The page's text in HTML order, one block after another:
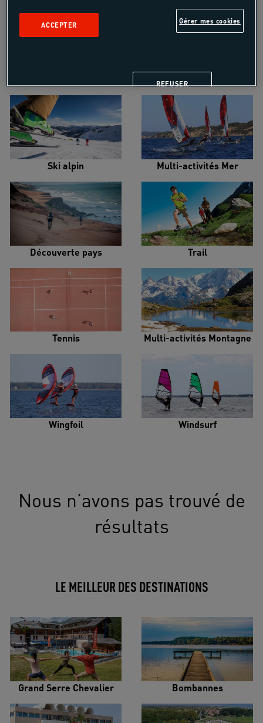
Snowboard
Ski alpin Multi-activités Mer
Découverte pays Trail
Tennis Multi-activités Montagne
Wingfoil Windsurf
Nous n’avons pas trouvé de
résultats
LE MEILLEUR DES DESTINATIONS
Grand Serre Chevalier Bombannes
Gérer mes cookies
REFUSER
ACCEPTER